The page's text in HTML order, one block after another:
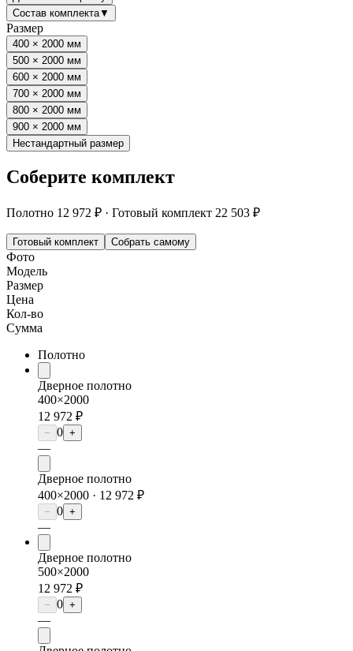
Состав комплекта▼
Размер
400 × 2000 мм
500 × 2000 мм
600 × 2000 мм
700 × 2000 мм
800 × 2000 мм
900 × 2000 мм
Нестандартный размер
Соберите комплект
Полотно 12 972 ₽ · Готовый комплект 22 503 ₽
Готовый комплект Собрать самому
Фото
Модель
Размер
Цена
Кол-во
Сумма
Полотно
Дверное полотно
400×2000
12 972 ₽
− 0 +
—
Дверное полотно
400×2000 · 12 972 ₽
− 0 +
—
Дверное полотно
500×2000
12 972 ₽
− 0 +
—